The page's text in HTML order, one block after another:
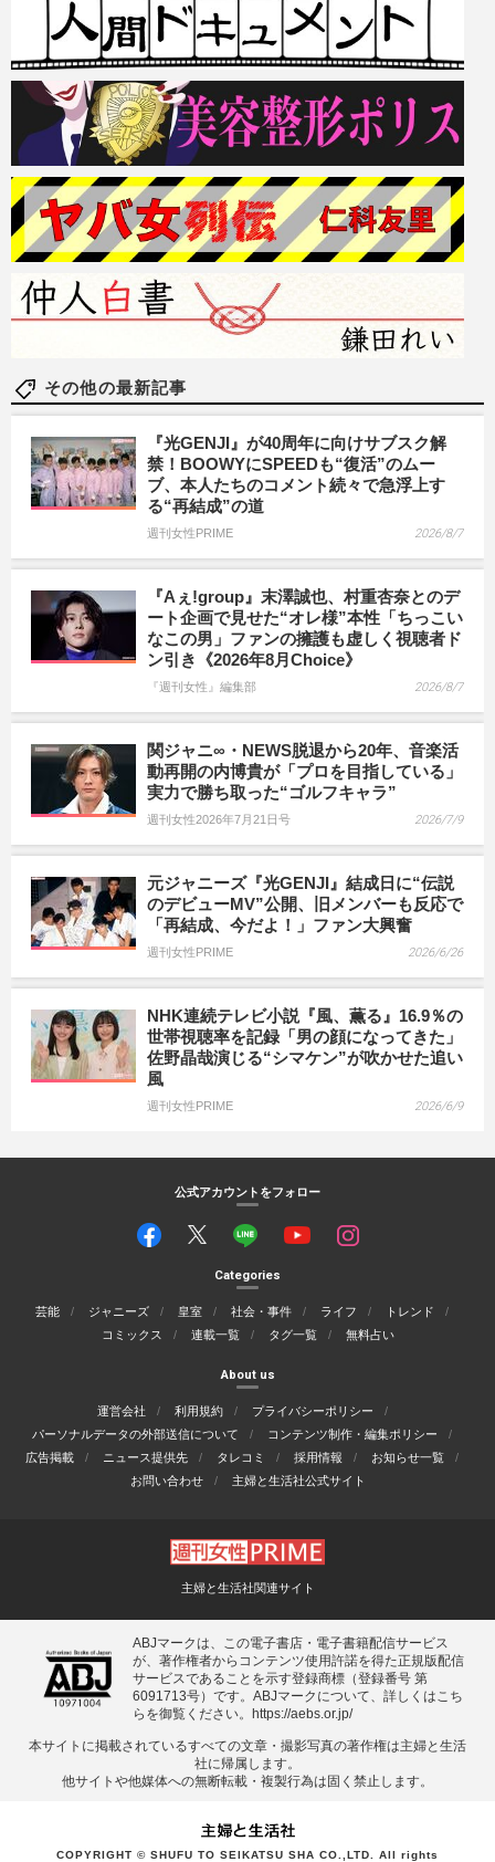
その他の最新記事
『光GENJI』が40周年に向けサブスク解
禁！BOOWYにSPEEDも“復活”のムー
ブ、本人たちのコメント続々で急浮上す
る“再結成”の道
週刊女性PRIME 2026/8/7
『Aぇ!group』末澤誠也、村重杏奈とのデ
ート企画で見せた“オレ様”本性「ちっこい
なこの男」ファンの擁護も虚しく視聴者ド
ン引き《2026年8月Choice》
『週刊女性』編集部 2026/8/7
関ジャニ∞・NEWS脱退から20年、音楽活
動再開の内博貴が「プロを目指している」
実力で勝ち取った“ゴルフキャラ”
週刊女性2026年7月21日号 2026/7/9
元ジャニーズ『光GENJI』結成日に“伝説
のデビューMV”公開、旧メンバーも反応で
「再結成、今だよ！」ファン大興奮
週刊女性PRIME 2026/6/26
NHK連続テレビ小説『風、薫る』16.9％の
世帯視聴率を記録「男の顔になってきた」
佐野晶哉演じる“シマケン”が吹かせた追い
風
週刊女性PRIME 2026/6/9
公式アカウントをフォロー
Categories
芸能 ジャニーズ 皇室 社会・事件 ライフ
トレンド
コミックス
連載一覧 タグ一覧 無料占い
About us
運営会社 利用規約
プライバシーポリシー
パーソナルデータの外部送信について
コンテンツ制作・編集ポリシー
広告掲載
ニュース提供先 タレコミ 採用情報
お知らせ一覧
お問い合わせ
主婦と生活社公式サイト
主婦と生活社関連サイト
ABJマークは、この電子書店・電子書籍配信サービス
が、著作権者からコンテンツ使用許諾を得た正規版配信
サービスであることを示す登録商標（登録番号 第
6091713号）です。ABJマークについて、詳しくはこち
らを御覧ください。
https://aebs.or.jp/
本サイトに掲載されているすべての⽂章・撮影写真の著作権は主婦と⽣活
社に帰属します。
他サイトや他媒体への無断転載・複製⾏為は固く禁⽌します。
COPYRIGHT © SHUFU TO SEIKATSU SHA CO.,LTD. All rights